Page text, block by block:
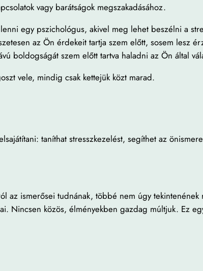
vagy barátságok megszakadásához.
egy pszichológus, akivel meg lehet beszélni a
az Ön érdekeit tartja szem előtt, sosem lesz
boldogságát szem előtt tartva haladni az Ön által
vele, mindig csak kettejük közt marad.
taníthat stresszkezelést, segíthet az
az ismerősei tudnának, többé nem úgy tekintenének
Nincsen közös, élményekben gazdag múltjuk. Ez